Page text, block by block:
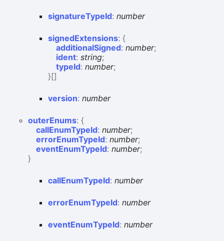
signatureTypeId: number
signedExtensions: {
additionalSigned: number;
ident: string;
typeId: number;
}[]
version: number
outerEnums: {
callEnumTypeId: number;
errorEnumTypeId: number;
eventEnumTypeId: number;
}
callEnumTypeId: number
errorEnumTypeId: number
eventEnumTypeId: number